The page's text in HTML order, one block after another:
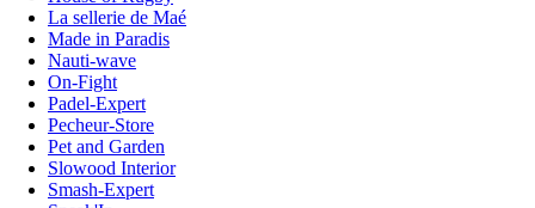
La sellerie de Maé
Made in Paradis
Nauti-wave
On-Fight
Padel-Expert
Pecheur-Store
Pet and Garden
Slowood Interior
Smash-Expert